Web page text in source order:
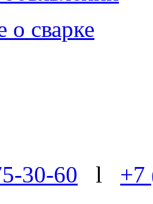
о сварке
30-60 l +7